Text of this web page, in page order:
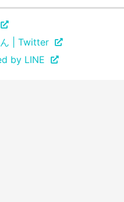
| Twitter
by LINE